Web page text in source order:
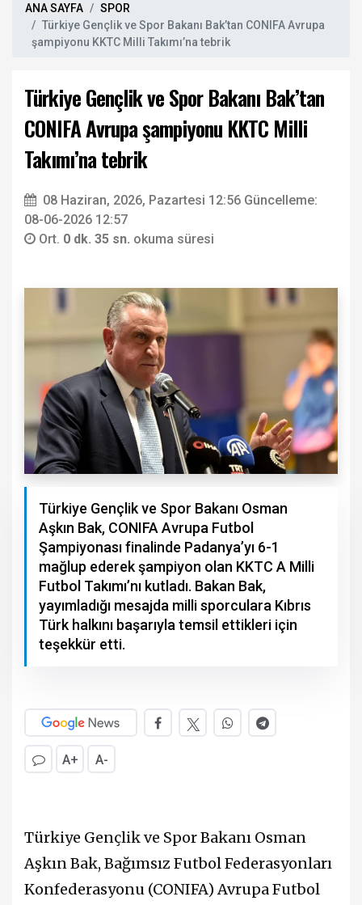
ANA SAYFA
SPOR
Türkiye Gençlik ve Spor Bakanı Bak’tan CONIFA Avrupa
şampiyonu KKTC Milli Takımı’na tebrik
Türkiye Gençlik ve Spor Bakanı Bak’tan
CONIFA Avrupa şampiyonu KKTC Milli
Takımı’na tebrik
08 Haziran, 2026, Pazartesi 12:56 Güncelleme:
08-06-2026 12:57
Ort. 0 dk. 35 sn. okuma süresi
Türkiye Gençlik ve Spor Bakanı Osman
Aşkın Bak, CONIFA Avrupa Futbol
Şampiyonası finalinde Padanya’yı 6-1
mağlup ederek şampiyon olan KKTC A Milli
Futbol Takımı’nı kutladı. Bakan Bak,
yayımladığı mesajda milli sporculara Kıbrıs
Türk halkını başarıyla temsil ettikleri için
teşekkür etti.
A+ A-
Türkiye Gençlik ve Spor Bakanı Osman
Aşkın Bak, Bağımsız Futbol Federasyonları
Konfederasyonu (CONIFA) Avrupa Futbol